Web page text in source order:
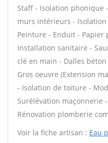
Staff - Isolation phonique
murs intérieurs -
Peinture - Enduit - Papier
Installation sanitaire -
clé en main - Dalles
Gros oeuvre (Extension
- Isolation de toiture -
Surélévation maçonnerie
Rénovation plomberie
Voir la fiche artisan : Eau